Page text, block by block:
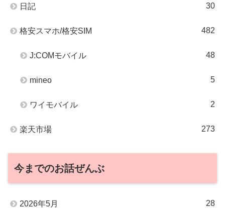
日記 30
格安スマホ/格安SIM 482
J:COMモバイル 48
mineo 5
ワイモバイル 2
楽天市場 273
今までのお話ぜんぶ
2026年5月 28